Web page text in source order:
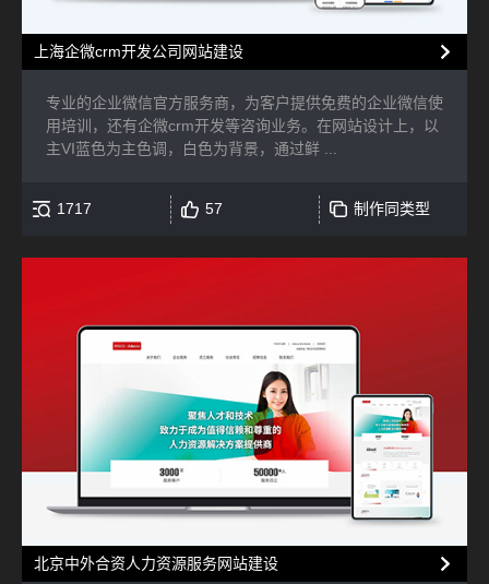
上海企微crm开发公司网站建设
专业的企业微信官方服务商，为客户提供免费的企业微信使
用培训，还有企微crm开发等咨询业务。在网站设计上，以
主VI蓝色为主色调，白色为背景，通过鲜 ...
1717 57 制作同类型
北京中外合资人力资源服务网站建设